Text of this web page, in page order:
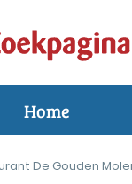
Home
De Gouden